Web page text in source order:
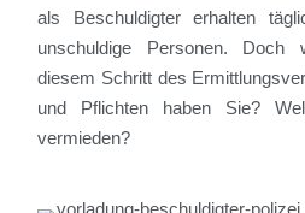
als Beschuldigter erhalten
unschuldige Personen.
diesem Schritt des
und Pflichten haben Sie?
vermieden?